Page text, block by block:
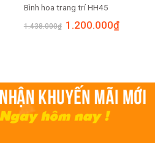
Bình hoa trang trí HH45
1.438.000₫ 1.200.000₫